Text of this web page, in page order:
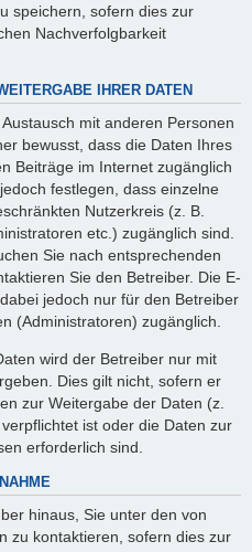
speichern, sofern dies zur
Nachverfolgbarkeit
IHRER DATEN
mit anderen Personen
bewusst, dass die Daten Ihres
Beiträge im Internet zugänglich
festlegen, dass einzelne
Nutzerkreis (z. B.
etc.) zugänglich sind.
Sie nach entsprechenden
Sie den Betreiber. Die E-
jedoch nur für den Betreiber
(Administratoren) zugänglich.
wird der Betreiber nur mit
Dies gilt nicht, sofern er
zur Weitergabe der Daten (z.
ist oder die Daten zur
erforderlich sind.
hinaus, Sie unter den von
zu kontaktieren, sofern dies zur